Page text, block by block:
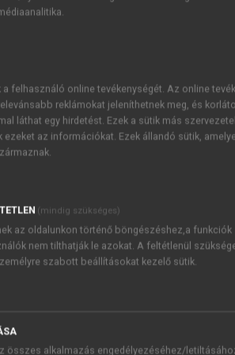
JELSZÓ
Kérek értesítést a MeRSZ
Kérek értesítést az
felhasználó online tevékenységét. Az online
reklámokat jeleníthetnek meg, és
láthat egy hirdetést. Ezek a sütik más
az információkat. Ezek állandó sütik,
(mindig szükséges)
az oldalunkon történő böngészéshez,a funkciók
nem tilthatják le azokat. A feltétlenül
szabott beállításokat kezelő sütik.
összes alkalmazás engedélyezéséhez/